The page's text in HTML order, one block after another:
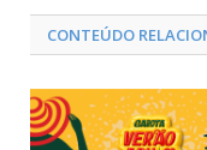
CONTEÚDO